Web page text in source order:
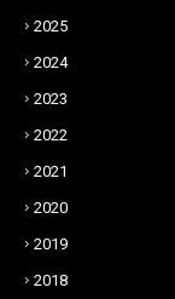
2025
2024
2023
2022
2021
2020
2019
2018